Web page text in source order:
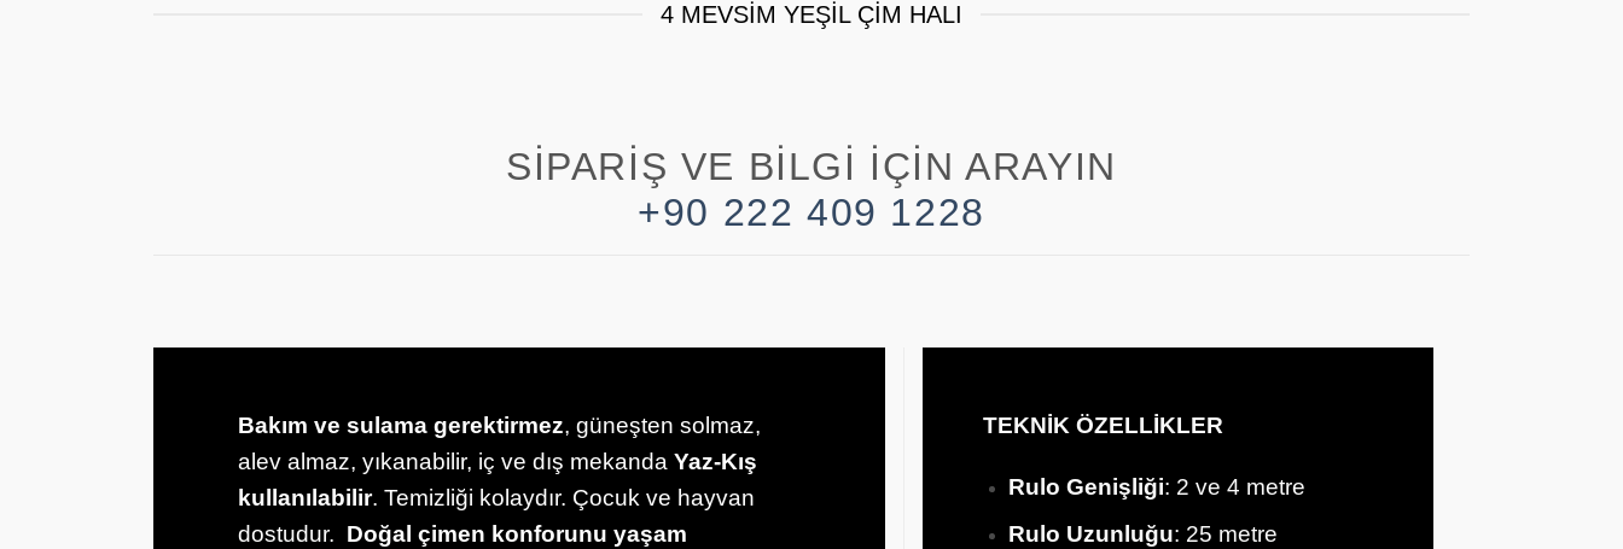
4 MEVSIM YEŞIL ÇIM HALI
SIPARIŞ VE BILGI İÇIN ARAYIN
+90 222 409 1228
Bakım ve sulama gerektirmez, güneşten solmaz,
alev almaz, yıkanabilir, iç ve dış mekanda Yaz-Kış
kullanılabilir. Temizliği kolaydır. Çocuk ve hayvan
dostudur. Doğal çimen konforunu yaşam
TEKNİK ÖZELLİKLER
Rulo Genişliği: 2 ve 4 metre
Rulo Uzunluğu: 25 metre